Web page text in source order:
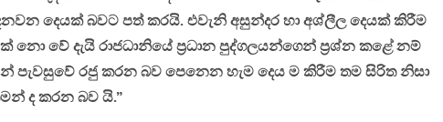
දෙයක් බවට පත් කරයි. එවැනි අසුන්දර හා අශ්ලීල දෙයක් කිරීම
වේ දැයි රාජධානියේ ප‍්‍රධාන පුද්ගලයන්ගෙන් ප‍්‍රශ්න කළේ නම්
පැවසුවේ රජු කරන බව පෙනෙන හැම දෙය ම කිරීම තම සිරිත නිසා
ද කරන බව යි.”